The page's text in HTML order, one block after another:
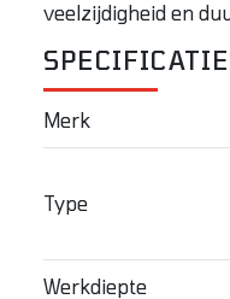
veelzijdigheid en
Merk
Type
Werkdiepte